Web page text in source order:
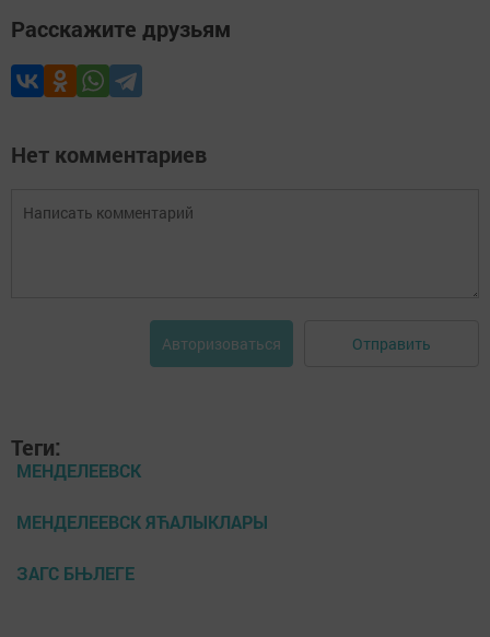
Расскажите друзьям
Нет комментариев
Авторизоваться Отправить
Теги:
МЕНДЕЛЕЕВСК
МЕНДЕЛЕЕВСК ЯЋАЛЫКЛАРЫ
ЗАГС БЊЛЕГЕ